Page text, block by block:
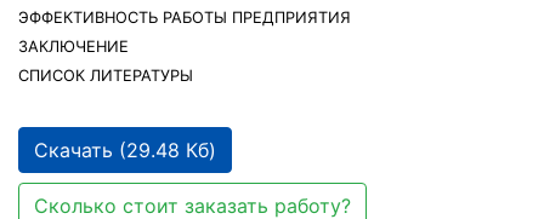
ЭФФЕКТИВНОСТЬ РАБОТЫ ПРЕДПРИЯТИЯ
ЗАКЛЮЧЕНИЕ
СПИСОК ЛИТЕРАТУРЫ
Скачать (29.48 Кб)
Сколько стоит заказать работу?